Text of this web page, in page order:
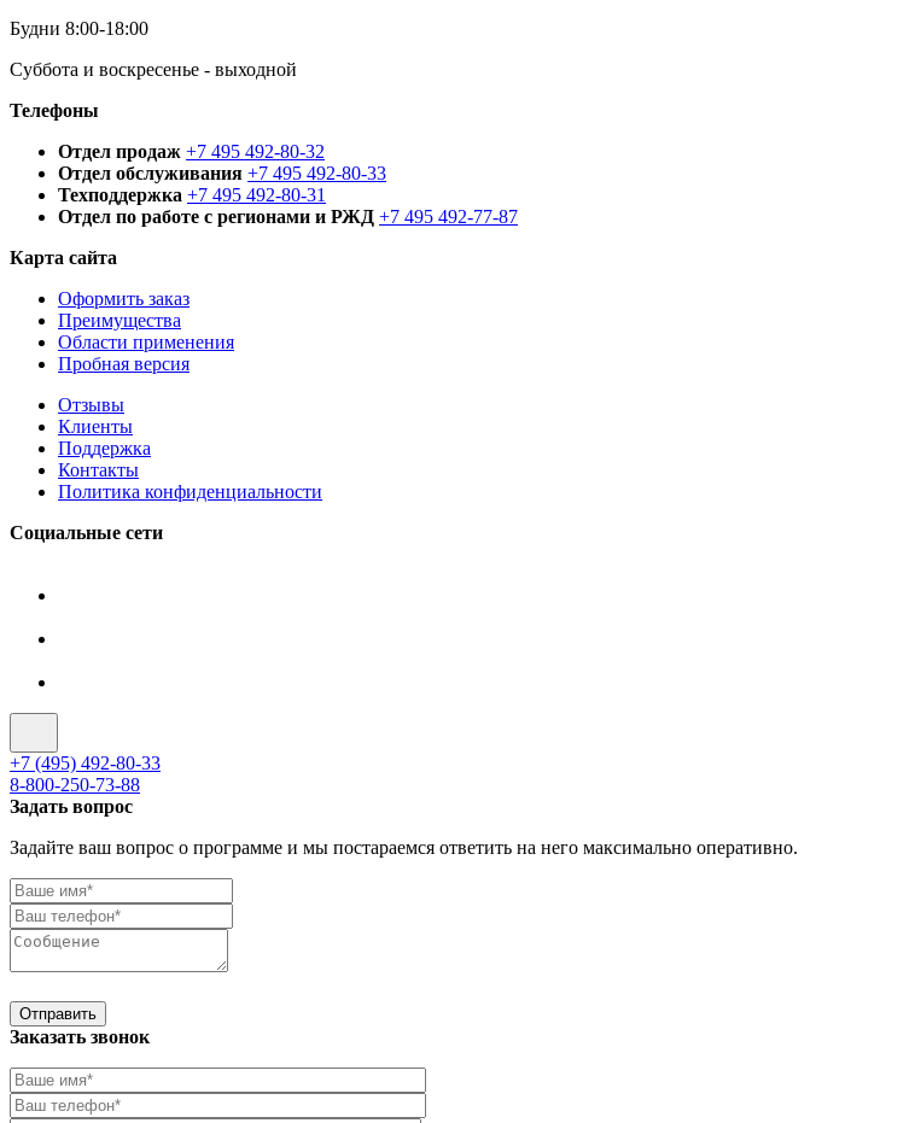
Будни 8:00-18:00
Суббота и воскресенье - выходной
Телефоны
Отдел продаж +7 495 492-80-32
Отдел обслуживания +7 495 492-80-33
Техподдержка +7 495 492-80-31
Отдел по работе с регионами и РЖД +7 495 492-77-87
Карта сайта
Оформить заказ
Преимущества
Области применения
Пробная версия
Отзывы
Клиенты
Поддержка
Контакты
Политика конфиденциальности
Социальные сети
+7 (495) 492-80-33
8-800-250-73-88
Задать вопрос
Задайте ваш вопрос о программе и мы постараемся ответить на него максимально оперативно.
Отправить
Заказать звонок